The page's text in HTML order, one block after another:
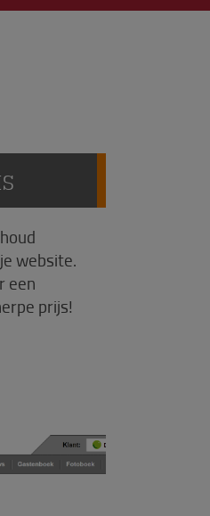
website.
een
prijs!